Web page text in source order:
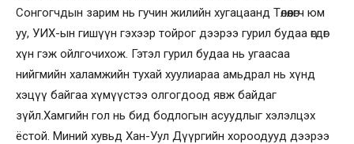
Сонгогчдын зарим нь гучин жилийн хугацаанд Төлөөлөгч юм
уу, УИХ-ын гишүүн гэхээр тойрог дээрээ гурил будаа өгдөг
хүн гэж ойлгочихож. Гэтэл гурил будаа нь угаасаа
нийгмийн халамжийн тухай хуулиараа амьдрал нь хүнд
хэцүү байгаа хүмүүстээ олгогдоод явж байдаг
зүйл.Хамгийн гол нь бид бодлогын асуудлыг хэлэлцэх
ёстой. Миний хувьд Хан-Уул Дүүргийн хороодууд дээрээ